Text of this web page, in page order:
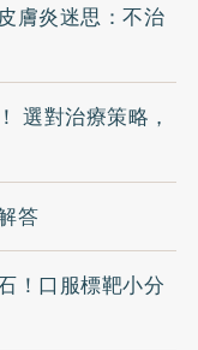
膚炎迷思：不治
選對治療策略，
答
！口服標靶小分